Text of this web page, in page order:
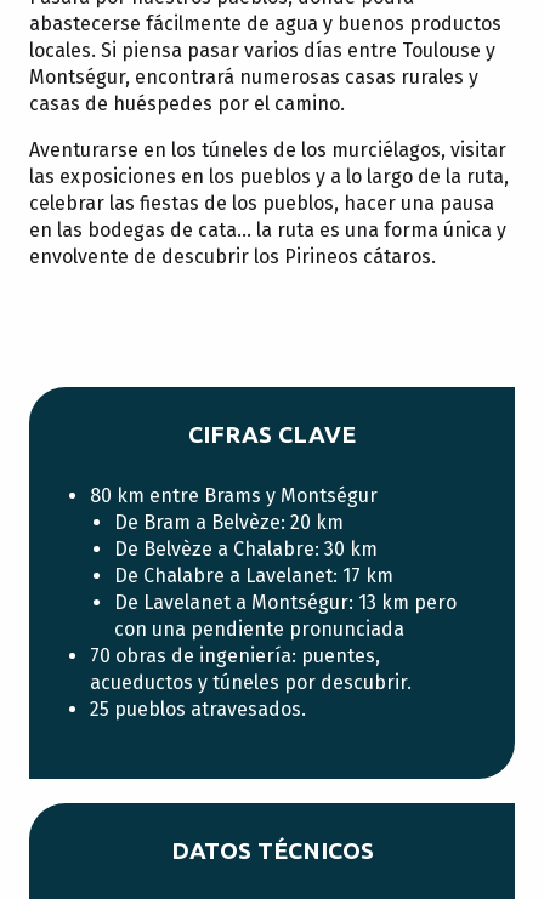
abastecerse fácilmente de agua y buenos productos
locales. Si piensa pasar varios días entre Toulouse y
Montségur, encontrará numerosas casas rurales y
casas de huéspedes por el camino.
Aventurarse en los túneles de los murciélagos, visitar
las exposiciones en los pueblos y a lo largo de la ruta,
celebrar las fiestas de los pueblos, hacer una pausa
en las bodegas de cata… la ruta es una forma única y
envolvente de descubrir los Pirineos cátaros.
CIFRAS CLAVE
80 km entre Brams y Montségur
De Bram a Belvèze: 20 km
De Belvèze a Chalabre: 30 km
De Chalabre a Lavelanet: 17 km
De Lavelanet a Montségur: 13 km pero
con una pendiente pronunciada
70 obras de ingeniería: puentes,
acueductos y túneles por descubrir.
25 pueblos atravesados.
DATOS TÉCNICOS